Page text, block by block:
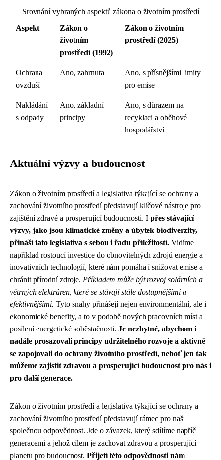
Srovnání vybraných aspektů zákona o životním prostředí
Aspekt
Zákon o
životním
prostředí (1992)
Zákon o životním
prostředí (2025)
Ochrana
ovzduší
Ano, zahrnuta
Ano, s přísnějšími limity
pro emise
Nakládání
s odpady
Ano, základní
principy
Ano, s důrazem na
recyklaci a oběhové
hospodářství
Aktuální výzvy a budoucnost
Zákon o životním prostředí a legislativa týkající se ochrany a
zachování životního prostředí představují klíčové nástroje pro
zajištění zdravé a prosperující budoucnosti. I přes stávající
výzvy, jako jsou klimatické změny a úbytek biodiverzity,
přináší tato legislativa s sebou i řadu příležitostí. Vidíme
například rostoucí investice do obnovitelných zdrojů energie a
inovativních technologií, které nám pomáhají snižovat emise a
chránit přírodní zdroje. Příkladem může být rozvoj solárních a
větrných elektráren, které se stávají stále dostupnějšími a
efektivnějšími. Tyto snahy přinášejí nejen environmentální, ale i
ekonomické benefity, a to v podobě nových pracovních míst a
posílení energetické soběstačnosti. Je nezbytné, abychom i
nadále prosazovali principy udržitelného rozvoje a aktivně
se zapojovali do ochrany životního prostředí, neboť jen tak
můžeme zajistit zdravou a prosperující budoucnost pro nás i
pro další generace.
Zákon o životním prostředí a legislativa týkající se ochrany a
zachování životního prostředí představují rámec pro naši
společnou odpovědnost. Jde o závazek, který sdílíme napříč
generacemi a jehož cílem je zachovat zdravou a prosperující
planetu pro budoucnost. Přijetí této odpovědnosti nám